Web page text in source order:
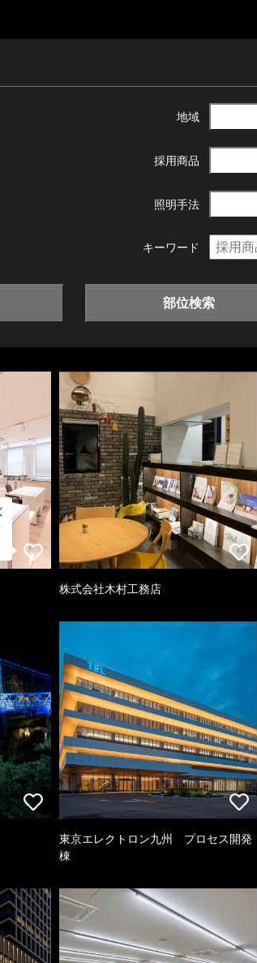
地域
採用商品
照明手法
キーワード
部位検索
株式会社木村工務店
東京エレクトロン九州 プロセス開発
棟